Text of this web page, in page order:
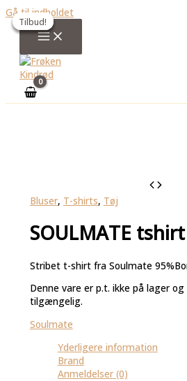
Gå til indholdet
Bluser, T-shirts, Tøj
SOULMATE tshirt
Stribet t-shirt fra Soulmate
Denne vare er p.t. ikke på lager
tilgængelig.
Soulmate
Yderligere information
Brand
Anmeldelser (0)
Tilbud!
Tilbud!
Tilbud!
Tilbud!